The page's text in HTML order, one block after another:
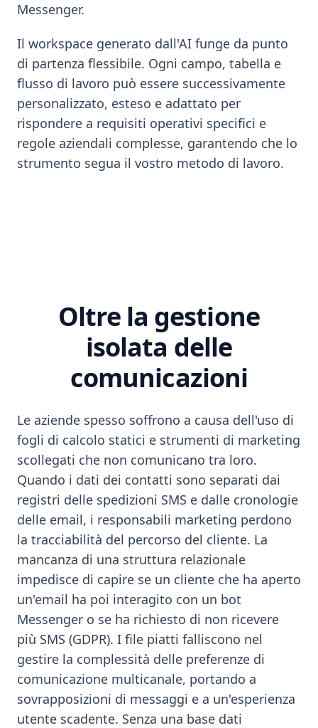
Messenger.
Il workspace generato dall'AI funge da punto
di partenza flessibile. Ogni campo, tabella e
flusso di lavoro può essere successivamente
personalizzato, esteso e adattato per
rispondere a requisiti operativi specifici e
regole aziendali complesse, garantendo che lo
strumento segua il vostro metodo di lavoro.
Oltre la gestione
isolata delle
comunicazioni
Le aziende spesso soffrono a causa dell'uso di
fogli di calcolo statici e strumenti di marketing
scollegati che non comunicano tra loro.
Quando i dati dei contatti sono separati dai
registri delle spedizioni SMS e dalle cronologie
delle email, i responsabili marketing perdono
la tracciabilità del percorso del cliente. La
mancanza di una struttura relazionale
impedisce di capire se un cliente che ha aperto
un'email ha poi interagito con un bot
Messenger o se ha richiesto di non ricevere
più SMS (GDPR). I file piatti falliscono nel
gestire la complessità delle preferenze di
comunicazione multicanale, portando a
sovrapposizioni di messaggi e a un'esperienza
utente scadente. Senza una base dati